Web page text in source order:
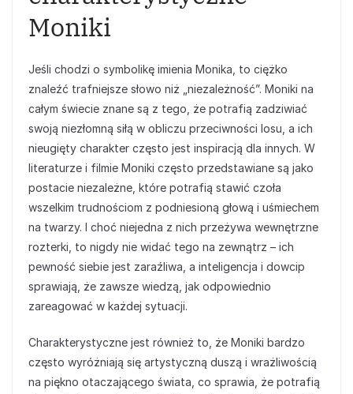
Moniki
Jeśli chodzi o symbolikę imienia Monika, to ciężko
znaleźć trafniejsze słowo niż „niezależność”. Moniki na
całym świecie znane są z tego, że potrafią zadziwiać
swoją niezłomną siłą w obliczu przeciwności losu, a ich
nieugięty charakter często jest inspiracją dla innych. W
literaturze i filmie Moniki często przedstawiane są jako
postacie niezależne, które potrafią stawić czoła
wszelkim trudnościom z podniesioną głową i uśmiechem
na twarzy. I choć niejedna z nich przeżywa wewnętrzne
rozterki, to nigdy nie widać tego na zewnątrz – ich
pewność siebie jest zaraźliwa, a inteligencja i dowcip
sprawiają, że zawsze wiedzą, jak odpowiednio
zareagować w każdej sytuacji.
Charakterystyczne jest również to, że Moniki bardzo
często wyróżniają się artystyczną duszą i wrażliwością
na piękno otaczającego świata, co sprawia, że potrafią